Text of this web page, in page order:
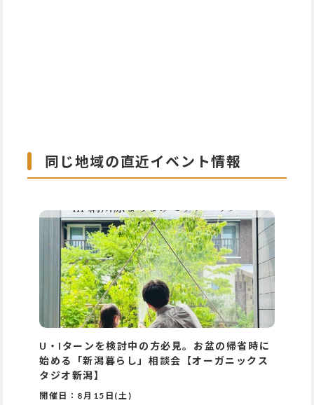
同じ地域の直近イベント情報
U・Iターンを検討中の方必見。お盆の帰省時に
始める「新潟暮らし」相談会【オーガニックス
タジオ新潟】
開催日： 8月15日(土)